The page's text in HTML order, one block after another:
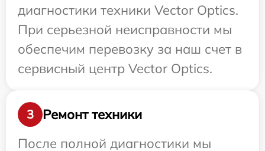
диагностики техники Vector Optics.
При серьезной неисправности мы
обеспечим перевозку за наш счет в
сервисный центр Vector Optics.
3
Ремонт техники
После полной диагностики мы